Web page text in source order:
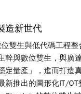
造新世代
雙生與低代碼工程
與數位雙生，與廣
定量產」，進而打造
推出的圖形化IT/OT